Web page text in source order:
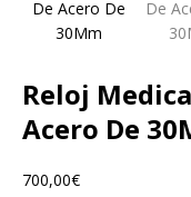
Reloj
Acero De
700,00€